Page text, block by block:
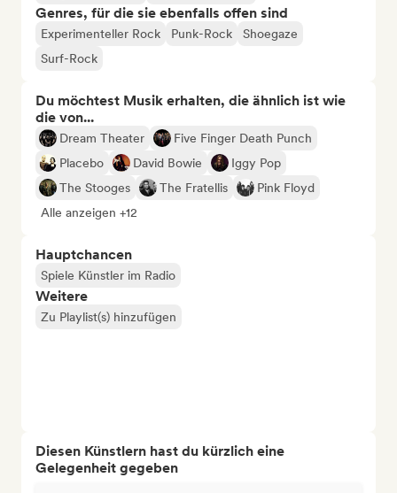
Genres, für die sie ebenfalls offen sind
Experimenteller Rock Punk-Rock
Shoegaze
Surf-Rock
Du möchtest Musik erhalten, die ähnlich ist wie
die von...
Dream Theater
Five Finger Death Punch
Placebo
David Bowie
Iggy Pop
The Stooges
The Fratellis
Pink Floyd
Alle anzeigen +12
Hauptchancen
Spiele Künstler im Radio
Weitere
Zu Playlist(s) hinzufügen
Diesen Künstlern hast du kürzlich eine
Gelegenheit gegeben